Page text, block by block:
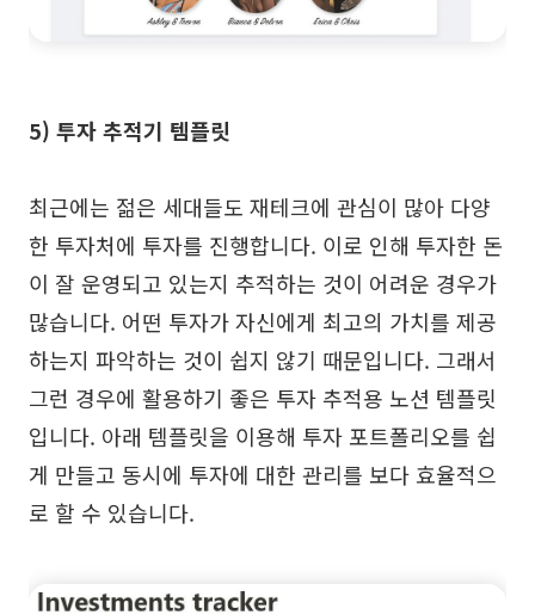
5) 투자 추적기 템플릿
최근에는 젊은 세대들도 재테크에 관심이 많아 다양
한 투자처에 투자를 진행합니다. 이로 인해 투자한 돈
이 잘 운영되고 있는지 추적하는 것이 어려운 경우가
많습니다. 어떤 투자가 자신에게 최고의 가치를 제공
하는지 파악하는 것이 쉽지 않기 때문입니다. 그래서
그런 경우에 활용하기 좋은 투자 추적용 노션 템플릿
입니다. 아래 템플릿을 이용해 투자 포트폴리오를 쉽
게 만들고 동시에 투자에 대한 관리를 보다 효율적으
로 할 수 있습니다.